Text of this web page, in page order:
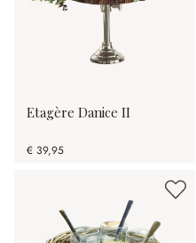
Etagère Danice II
€ 39,95